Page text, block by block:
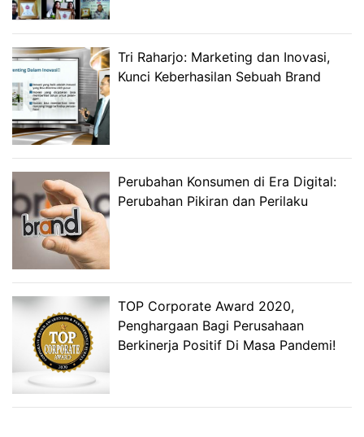
Tri Raharjo: Marketing dan Inovasi,
Kunci Keberhasilan Sebuah Brand
Perubahan Konsumen di Era Digital:
Perubahan Pikiran dan Perilaku
TOP Corporate Award 2020,
Penghargaan Bagi Perusahaan
Berkinerja Positif Di Masa Pandemi!